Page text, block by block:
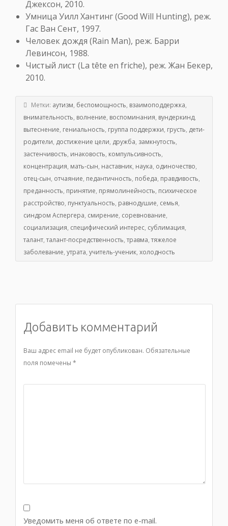
Джексон, 2010.
Умница Уилл Хантинг (Good Will Hunting), реж.
Гас Ван Сент, 1997.
Человек дождя (Rain Man), реж. Барри
Левинсон, 1988.
Чистый лист (La tête en friche), реж. Жан Бекер,
2010.
Метки: аутизм, беспомощность, взаимоподдержка,
внимательность, волнение, воспоминания, вундеркинд,
вытеснение, гениальность, группа поддержки, грусть, дети-
родители, достижение цели, дружба, замкнутость,
застенчивость, инаковость, компульсивность,
концентрация, мать-сын, наставник, наука, одиночество,
отец-сын, отчаяние, педантичность, победа, правдивость,
преданность, принятие, прямолинейность, психическое
расстройство, пунктуальность, равнодушие, семья,
синдром Аспергера, смирение, соревнование,
социализация, специфический интерес, сублимация,
талант,талант-посредственность,травма,тяжелое
заболевание, утрата, учитель-ученик, холодность
Добавить комментарий
Ваш адрес email не будет опубликован. Обязательные
поля помечены *
Уведомить меня об ответе по e-mail.